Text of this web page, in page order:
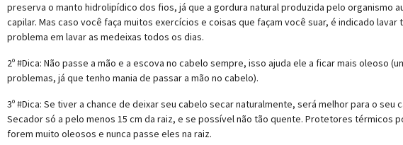
preserva o manto hidrolipídico dos fios, já que a gordura natural produzida pelo organismo
capilar. Mas caso você faça muitos exercícios e coisas que façam você suar, é indicado lavar
problema em lavar as medeixas todos os dias.
2º #Dica: Não passe a mão e a escova no cabelo sempre, isso ajuda ele a ficar mais oleoso
problemas, já que tenho mania de passar a mão no cabelo).
3º #Dica: Se tiver a chance de deixar seu cabelo secar naturalmente, será melhor para o seu
Secador só a pelo menos 15 cm da raiz, e se possível não tão quente. Protetores térmicos
forem muito oleosos e nunca passe eles na raiz.